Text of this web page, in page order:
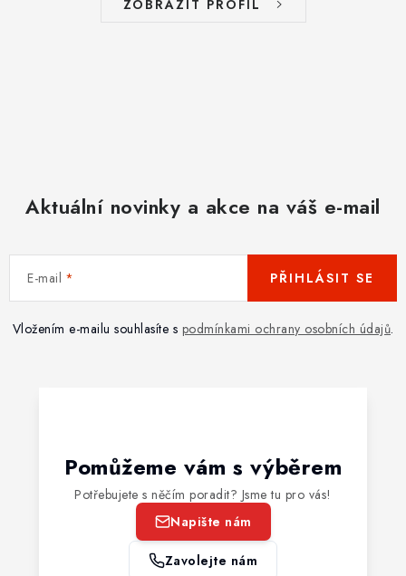
ZOBRAZIT PROFIL
Aktuální novinky a akce na váš e-mail
E-mail
Vložením e-mailu souhlasíte s podmínkami ochrany osobních údajů.
PŘIHLÁSIT SE
Pomůžeme vám s výběrem
Potřebujete s něčím poradit? Jsme tu pro vás!
Napište nám
Zavolejte nám